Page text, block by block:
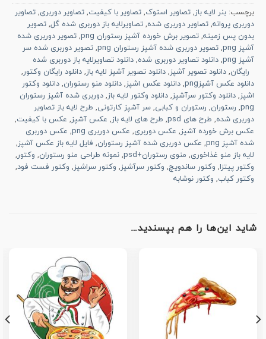
برچسب: بنر لایه باز, تصاویر استوک, تصاویر با کیفیت, تصاویر دوربری, تصاویر
دوربری پروانه, تصاویر دوربری شده, تصاویرلایه باز دوربری شده گل, تصویر
بدون پس زمینه, تصویر برش خورده آشپز رستوران png , تصویر دوربری شده
آشپز png
, تصویر دوربری شده آشپز رستوران png , تصویر دوربری شده سر
آشپز png
, دانلود تصاویر دوربری شده, دانلود تصاویرلایه باز دوربری شده
رایگان, دانلود تصویر آشپز, دانلود تصویر آشپز لایه باز, دانلود رایگان وکتور,
دانلود عکس آشپزpng
, دانلود عکس اشپز, دانلود منو رستوران, دانلود وکتور
اشپز, دانلود وکتور سرآشپز, دانلود وکتور لایه باز, دوربری شده آشپز رستوران
png
, رستوران, رستوران و کبابی, سر آشپز کارتونی, طرح لایه باز تصاویر
دوربری شده, طرح های psd , طرح های لایه باز, عکس آشپز, عکس با کیفیت,
عکس برش خورده آشپز, عکس دوربری, عکس دوربری png , عکس دوربری
شده آشپز png
, عکس دوربری شده آشپز رستوران, فایل لایه باز عکس آشپز,
لایه باز منو غذاخوری, منوی رستوران+psd , نمونه طراحی منو رستوران, وکتور,
وکتور پیتزا, وکتور ساندویچ, وکتور سرآشپز, وکتور سراشپز, وکتور فست فود,
وکتور کباب, وکتور نوشابه
شاید این‌ها را هم بپسندید…